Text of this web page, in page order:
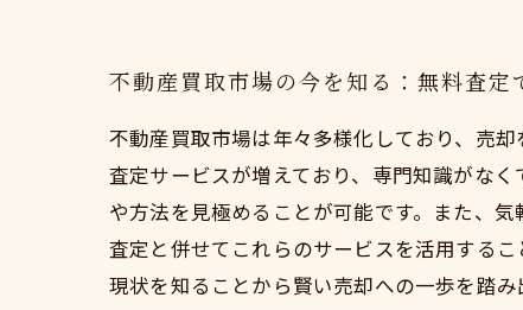
不動産買取市場の今を知る：無料査定
不動産買取市場は年々多様化しており、売
査定サービスが増えており、専門知識がな
や方法を見極めることが可能です。また、
査定と併せてこれらのサービスを活用する
現状を知ることから賢い売却への一歩を踏み